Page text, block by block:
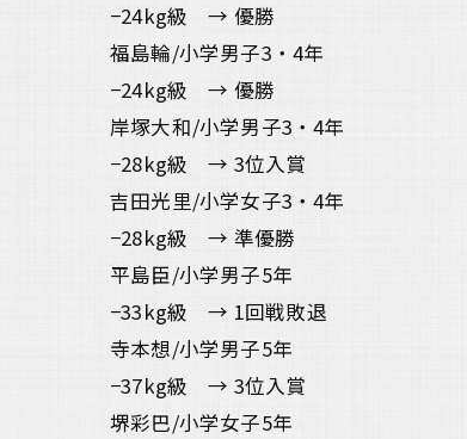
−24kg級 → 優勝
福島輪/小学男子3・4年
−24kg級 → 優勝
岸塚大和/小学男子3・4年
−28kg級 → 3位入賞
吉田光里/小学女子3・4年
−28kg級 → 準優勝
平島臣/小学男子5年
−33kg級 → 1回戦敗退
寺本想/小学男子5年
−37kg級 → 3位入賞
堺彩巴/小学女子5年